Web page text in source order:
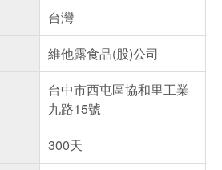
台灣
維他露食品(股)公司
台中市西屯區協和里工業
九路15號
300天